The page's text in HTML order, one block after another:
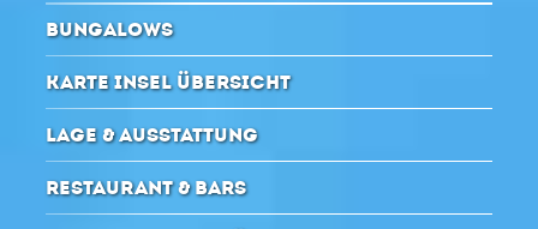
BUNGALOWS
KARTE INSEL ÜBERSICHT
LAGE & AUSSTATTUNG
RESTAURANT & BARS